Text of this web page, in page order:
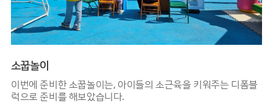
소꿉놀이
이번에 준비한 소꿉놀이는, 아이들의 소근육을 키워주는 디폼블
럭으로 준비를 해보았습니다.